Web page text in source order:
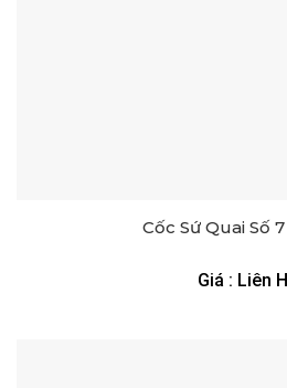
Cốc Sứ Quai Số
Giá : Liên